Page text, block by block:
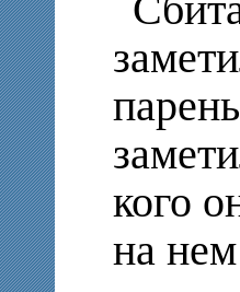
кого
на нем